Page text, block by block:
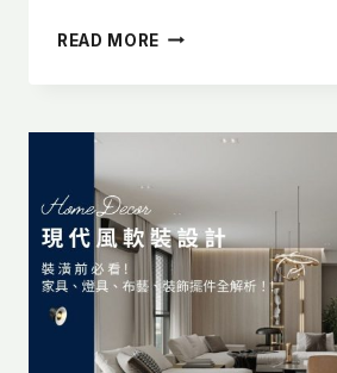
READ MORE 家
全
設
計
師
私
藏
「
空